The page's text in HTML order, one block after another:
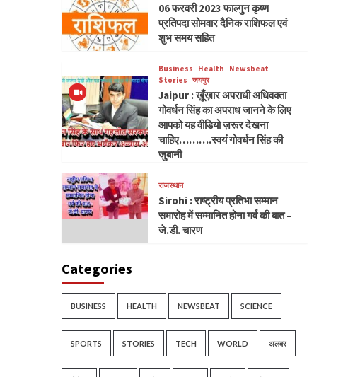
06 फरवरी 2023 फाल्गुन कृष्ण
प्रतिपदा सोमवार दैनिक राशिफल एवं
शुभ समय सहित
Business Health
Newsbeat
Stories जयपुर
Jaipur : ख़ूँख़ार अपराधी अधिवक्ता
गोवर्धन सिंह का अपराध जानने के लिए
आपको यह वीडियो ज़रूर देखना
चाहिए……….स्वयं गोवर्धन सिंह की
जुबानी
राजस्थान
Sirohi : राष्ट्रीय प्रतिभा सम्मान
समारोह में सम्मानित होना गर्व की बात –
जे.डी. चारण
Categories
BUSINESS HEALTH NEWSBEAT SCIENCE
SPORTS STORIES TECH WORLD अलवर